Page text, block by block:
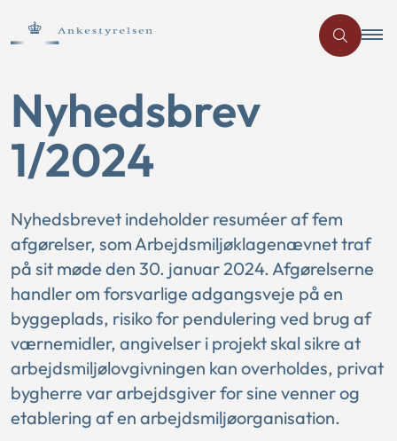
Nyhedsbrev
1/2024
Nyhedsbrevet indeholder resuméer af fem
afgørelser, som Arbejdsmiljøklagenævnet traf
på sit møde den 30. januar 2024. Afgørelserne
handler om forsvarlige adgangsveje på en
byggeplads, risiko for pendulering ved brug af
værnemidler, angivelser i projekt skal sikre at
arbejdsmiljølovgivningen kan overholdes, privat
bygherre var arbejdsgiver for sine venner og
etablering af en arbejdsmiljøorganisation.